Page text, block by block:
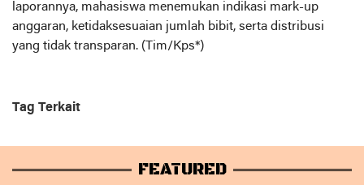
laporannya, mahasiswa menemukan indikasi mark-up
anggaran, ketidaksesuaian jumlah bibit, serta distribusi
yang tidak transparan. (Tim/Kps*)
Tag Terkait
FEATURED